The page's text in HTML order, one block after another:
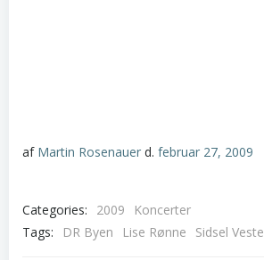
af Martin Rosenauer d. februar 27, 2009
Categories: 2009
Koncerter
Tags:
DR Byen Lise Rønne Sidsel